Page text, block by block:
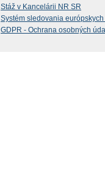
Stáž v Kancelárii NR SR
Systém sledovania
GDPR - Ochrana osobných